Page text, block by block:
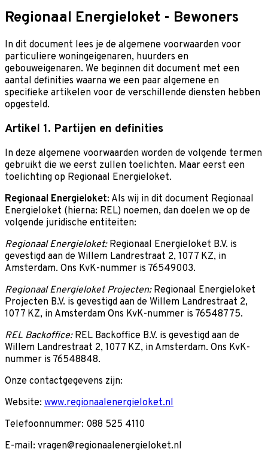
Regionaal Energieloket - Bewoners
In dit document lees je de algemene voorwaarden voor
particuliere woningeigenaren, huurders en
gebouweigenaren. We beginnen dit document met een
aantal definities waarna we een paar algemene en
specifieke artikelen voor de verschillende diensten hebben
opgesteld.
Artikel 1. Partijen en definities
In deze algemene voorwaarden worden de volgende termen
gebruikt die we eerst zullen toelichten. Maar eerst een
toelichting op Regionaal Energieloket.
Regionaal Energieloket: Als wij in dit document Regionaal
Energieloket (hierna: REL) noemen, dan doelen we op de
volgende juridische entiteiten:
Regionaal Energieloket: Regionaal Energieloket B.V. is
gevestigd aan de Willem Landrestraat 2, 1077 KZ, in
Amsterdam. Ons KvK-nummer is 76549003.
Regionaal Energieloket Projecten: Regionaal Energieloket
Projecten B.V. is gevestigd aan de Willem Landrestraat 2,
1077 KZ, in Amsterdam Ons KvK-nummer is 76548775.
REL Backoffice: REL Backoffice B.V. is gevestigd aan de
Willem Landrestraat 2, 1077 KZ, in Amsterdam. Ons KvK-
nummer is 76548848.
Onze contactgegevens zijn:
Website: www.regionaalenergieloket.nl
Telefoonnummer: 088 525 4110
E-mail: vragen@regionaalenergieloket.nl